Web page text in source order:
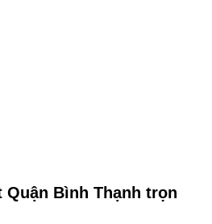
Quận Bình Thạnh trọn